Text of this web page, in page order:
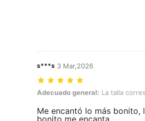
s***s 3 Mar,2026
Adecuado general: La talla
Adecuado general: La talla
Me encantó lo más bonito,